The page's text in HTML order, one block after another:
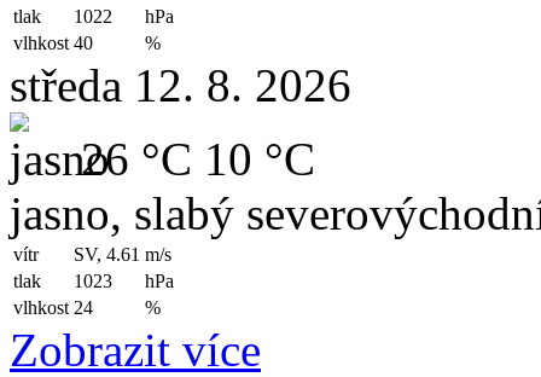
tlak 1022
hPa
vlhkost 40 %
středa 12. 8. 2026
26 °C 10 °C
jasno, slabý
vítr SV, 4.61 m/s
tlak
1023
hPa
vlhkost 24 %
Zobrazit více